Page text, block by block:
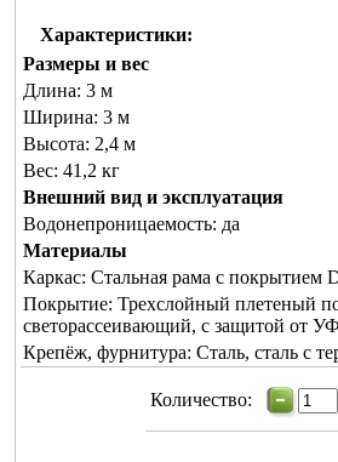
Характеристики:
Размеры и вес
Длина: 3 м
Ширина: 3 м
Высота: 2,4 м
Вес: 41,2 кг
Внешний вид и эксплуатация
Водонепроницаемость: да
Материалы
Каркас: Стальная рама с покрытием
Покрытие: Трехслойный плетеный
светорассеивающий, с защитой от
Крепёж, фурнитура: Сталь, сталь с
Количество: